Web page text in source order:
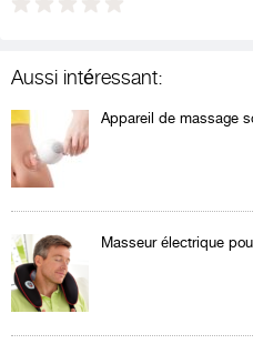
Aussi intéressant:
Appareil de massage
Masseur électrique